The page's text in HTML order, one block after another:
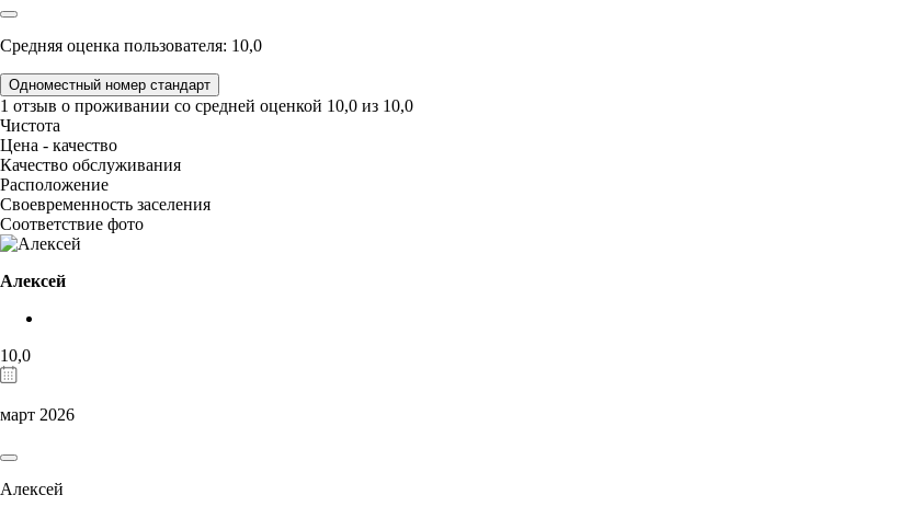
Средняя оценка пользователя: 10,0
Одноместный номер стандарт
1 отзыв о проживании со средней оценкой 10,0 из 10,0
Чистота
Цена - качество
Качество обслуживания
Расположение
Своевременность заселения
Соответствие фото
Алексей
10,0
март 2026
Алексей